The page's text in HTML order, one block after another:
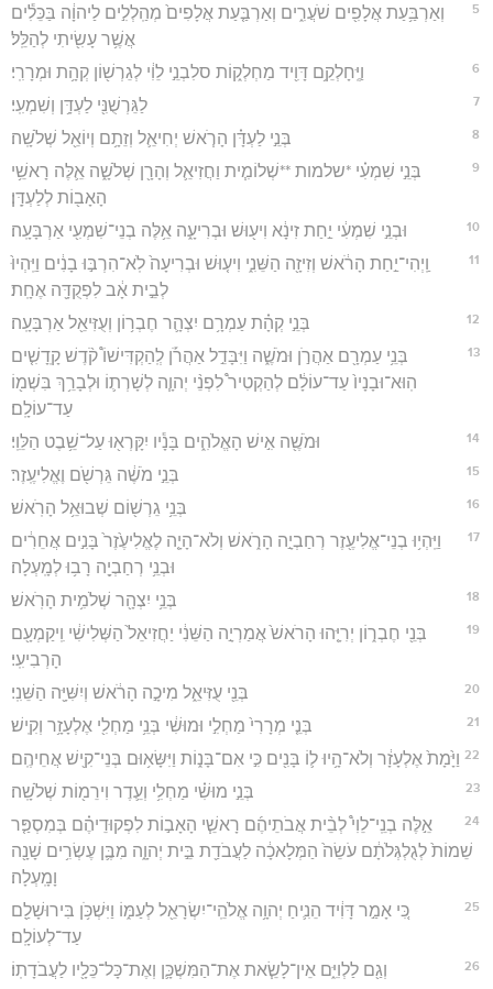
5
וְאַרְבַּ֥עַת אֲלָפִ֖ים שֹׁעֲרִ֑ים וְאַרְבַּ֤עַת אֲלָפִים֙ מְהַֽלְלִ֣ים לַיהוָ֔ה בַּכֵּלִ֕ים
אֲשֶׁ֥ר עָשִׂ֖יתִי לְהַלֵּֽל׃
6 וַיֶּֽחָלְקֵ֥ם דָּוִ֖יד מַחְלְק֑וֹת סלִבְנֵ֣י לֵוִ֔י לְגֵרְשׁ֖וֹן קְהָ֥ת וּמְרָרִֽי׃
7 לַגֵּרְשֻׁנִּ֖י לַעְדָּ֥ן וְשִׁמְעִֽי׃
8 בְּנֵ֣י לַעְדָּ֗ן הָרֹ֧אשׁ יְחִיאֵ֛ל וְזֵתָ֥ם וְיוֹאֵ֖ל שְׁלֹשָֽׁה׃
9
בְּנֵ֣י שִׁמְעִ֗י *שלמות **שְׁלוֹמִ֧ית וַחֲזִיאֵ֛ל וְהָרָ֖ן שְׁלֹשָׁ֑ה אֵ֛לֶּה רָאשֵׁ֥י
הָאָב֖וֹת לְלַעְדָּֽן׃
10 וּבְנֵ֣י שִׁמְעִ֔י יַ֣חַת זִינָ֔א וִיע֖וּשׁ וּבְרִיעָ֑ה אֵ֥לֶּה בְנֵי־שִׁמְעִ֖י אַרְבָּעָֽה׃
11
וַֽיְהִי־יַ֣חַת הָרֹ֔אשׁ וְזִיזָ֖ה הַשֵּׁנִ֑י וִיע֤וּשׁ וּבְרִיעָה֙ לֹֽא־הִרְבּ֣וּ בָנִ֔ים וַיִּֽהְיוּ֙
לְבֵ֣ית אָ֔ב לִפְקֻדָּ֖ה אֶחָֽת׃
12 בְּנֵ֣י קְהָ֗ת עַמְרָ֥ם יִצְהָ֛ר חֶבְר֥וֹן וְעֻזִּיאֵ֖ל אַרְבָּעָֽה׃
13
בְּנֵ֥י עַמְרָ֖ם אַהֲרֹ֣ן וּמֹשֶׁ֑ה וַיִּבָּדֵ֣ל אַהֲרֹ֡ן לְֽהַקְדִּישׁוֹ֩ קֹ֨דֶשׁ קָֽדָשִׁ֤ים
הֽוּא־וּבָנָיו֙ עַד־עוֹלָ֔ם לְהַקְטִיר֩ לִפְנֵ֨י יְהוָ֧ה לְשָׁרְת֛וֹ וּלְבָרֵ֥ךְ בִּשְׁמ֖וֹ
עַד־עוֹלָֽם׃
14 וּמֹשֶׁ֖ה אִ֣ישׁ הָאֱלֹהִ֑ים בָּנָ֕יו יִקָּרְא֖וּ עַל־שֵׁ֥בֶט הַלֵּוִֽי׃
15 בְּנֵ֣י מֹשֶׁ֔ה גֵּרְשֹׁ֖ם וֶאֱלִיעֶֽזֶר׃
16 בְּנֵ֥י גֵרְשׁ֖וֹם שְׁבוּאֵ֥ל הָרֹֽאשׁ׃
17
וַיִּֽהְי֥וּ בְנֵי־אֱלִיעֶ֖זֶר רְחַבְיָ֣ה הָרֹ֑אשׁ וְלֹא־הָיָ֤ה לֶאֱלִיעֶ֙זֶר֙ בָּנִ֣ים אֲחֵרִ֔ים
וּבְנֵ֥י רְחַבְיָ֖ה רָב֥וּ לְמָֽעְלָה׃
18 בְּנֵ֥י יִצְהָ֖ר שְׁלֹמִ֥ית הָרֹֽאשׁ׃
19
בְּנֵ֖י חֶבְר֑וֹן יְרִיָּ֤הוּ הָרֹאשׁ֙ אֲמַרְיָ֣ה הַשֵּׁנִ֔י יַחֲזִיאֵל֙ הַשְּׁלִישִׁ֔י וִֽיקַמְעָ֖ם
הָרְבִיעִֽי׃
20 בְּנֵ֖י עֻזִּיאֵ֑ל מִיכָ֣ה הָרֹ֔אשׁ וְיִשִּׁיָּ֖ה הַשֵּׁנִֽי׃
21 בְּנֵ֤י מְרָרִי֙ מַחְלִ֣י וּמוּשִׁ֔י בְּנֵ֥י מַחְלִ֖י אֶלְעָזָ֥ר וְקִֽישׁ׃
22 וַיָּ֙מָת֙ אֶלְעָזָ֔ר וְלֹא־הָ֥יוּ ל֛וֹ בָּנִ֖ים כִּ֣י אִם־בָּנ֑וֹת וַיִּשָּׂא֥וּם בְּנֵי־קִ֖ישׁ אֲחֵיהֶֽם׃
23 בְּנֵ֣י מוּשִׁ֗י מַחְלִ֥י וְעֵ֛דֶר וִירֵמ֖וֹת שְׁלֹשָֽׁה׃
24
אֵ֣לֶּה בְנֵֽי־לֵוִי֩ לְבֵ֨ית אֲבֹתֵיהֶ֜ם רָאשֵׁ֧י הָאָב֣וֹת לִפְקוּדֵיהֶ֗ם בְּמִסְפַּ֤ר
שֵׁמוֹת֙ לְגֻלְגְּלֹתָ֔ם עֹשֵׂה֙ הַמְּלָאכָ֔ה לַעֲבֹדַ֖ת בֵּ֣ית יְהוָ֑ה מִבֶּ֛ן עֶשְׂרִ֥ים שָׁנָ֖ה
וָמָֽעְלָה׃
25
כִּ֚י אָמַ֣ר דָּוִ֔יד הֵנִ֛יחַ יְהוָ֥ה אֱלֹהֵֽי־יִשְׂרָאֵ֖ל לְעַמּ֑וֹ וַיִּשְׁכֹּ֥ן בִּירוּשָׁלִַ֖ם
עַד־לְעוֹלָֽם׃
26 וְגַ֖ם לַלְוִיִּ֑ם אֵין־לָשֵׂ֧את אֶת־הַמִּשְׁכָּ֛ן וְאֶת־כָּל־כֵּלָ֖יו לַעֲבֹדָתֽוֹ׃